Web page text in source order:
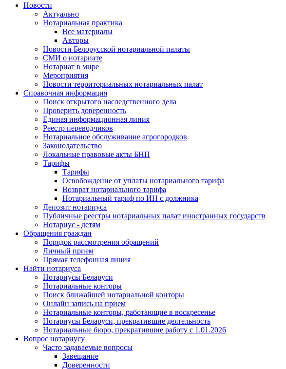
Новости
Актуально
Нотариальная практика
Все материалы
Авторы
Новости Белорусской нотариальной палаты
СМИ о нотариате
Нотариат в мире
Мероприятия
Новости территориальных нотариальных палат
Справочная информация
Поиск открытого наследственного дела
Проверить доверенность
Единая информационная линия
Реестр переводчиков
Нотариальное обслуживание агрогородков
Законодательство
Локальные правовые акты БНП
Тарифы
Тарифы
Освобождение от уплаты нотариального тарифа
Возврат нотариального тарифа
Нотариальный тариф по ИН с должника
Депозит нотариуса
Публичные реестры нотариальных палат иностранных государств
Нотариус - детям
Обращения граждан
Порядок рассмотрения обращений
Личный прием
Прямая телефонная линия
Найти нотариуса
Нотариусы Беларуси
Нотариальные конторы
Поиск ближайшей нотариальной конторы
Онлайн запись на прием
Нотариальные конторы, работающие в воскресенье
Нотариусы Беларуси, прекратившие деятельность
Нотариальные бюро, прекратившие работу с 1.01.2026
Вопрос нотариусу
Часто задаваемые вопросы
Завещание
Доверенности